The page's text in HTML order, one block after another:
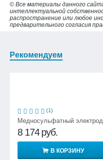
© Все материалы данного
интеллектуальной
распространение или любое
предварительного согласия
Рекомендуем
(1)
Медносульфатный
8 174 руб.
В КОРЗИНУ